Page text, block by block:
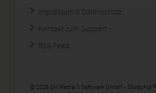
Impressum & Datenschutz
Kontakt zum Support
RSS-Feed
© 2026 1M Media & Software GmbH - StudyAid ®